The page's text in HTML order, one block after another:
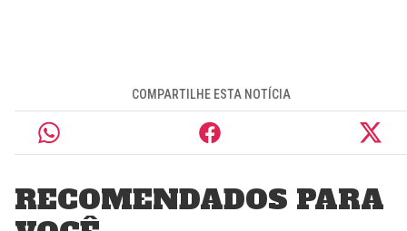
COMPARTILHE ESTA NOTÍCIA
RECOMENDADOS PARA